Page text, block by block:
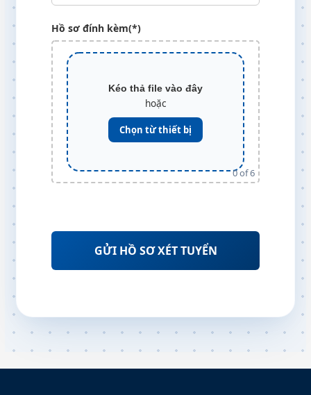
Hồ sơ đính kèm(*)
Kéo thả file vào đây
hoặc
Chọn từ thiết bị
0of 6